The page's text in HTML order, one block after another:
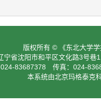
版权所有 © 《东北大学
宁省沈阳市和平区文化路3号
024-83687378 传真：024-
本系统由北京玛格泰克